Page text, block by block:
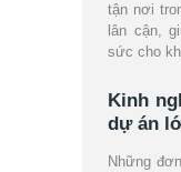
tận nơi
lân cận,
sức cho
Kinh
dự án
Những